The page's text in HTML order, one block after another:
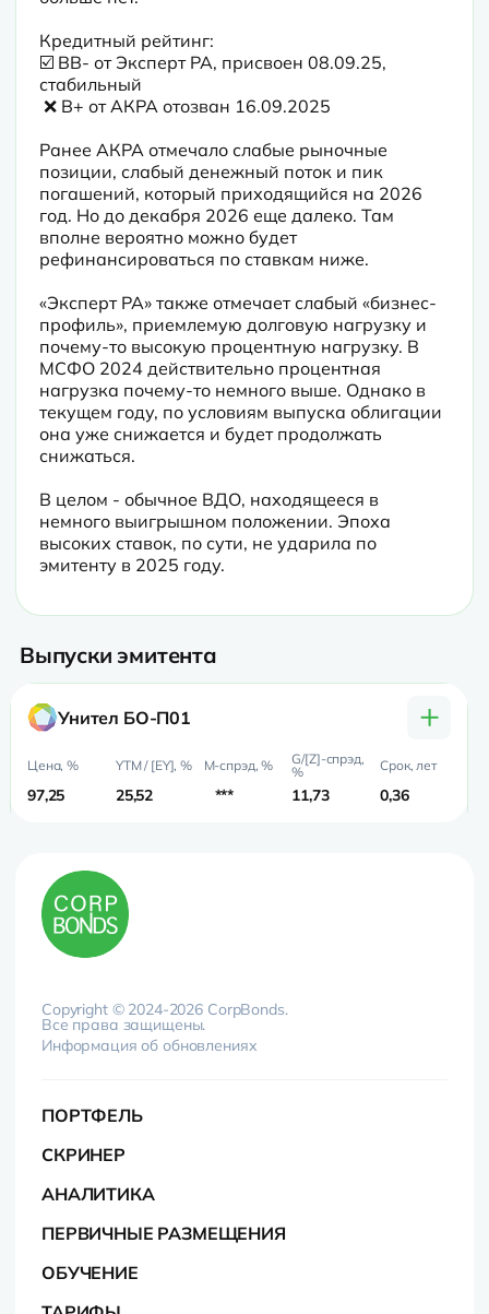
Кредитный рейтинг:
☑️ BB- от Эксперт РА, присвоен 08.09.25,
стабильный
❌ B+ от АКРА отозван 16.09.2025
Ранее АКРА отмечало слабые рыночные
позиции, слабый денежный поток и пик
погашений, который приходящийся на 2026
год. Но до декабря 2026 еще далеко. Там
вполне вероятно можно будет
рефинансироваться по ставкам ниже.
«Эксперт РА» также отмечает слабый «бизнес-
профиль», приемлемую долговую нагрузку и
почему-то высокую процентную нагрузку. В
МСФО 2024 действительно процентная
нагрузка почему-то немного выше. Однако в
текущем году, по условиям выпуска облигации
она уже снижается и будет продолжать
снижаться.
В целом - обычное ВДО, находящееся в
немного выигрышном положении. Эпоха
высоких ставок, по сути, не ударила по
эмитенту в 2025 году.
Выпуски эмитента
Унител БО-П01 +
97,25 25,52 *** 11,73 0,36
Copyright © 2024-2026 CorpBonds.
Все права защищены.
Информация об обновлениях
ПОРТФЕЛЬ
СКРИНЕР
АНАЛИТИКА
ПЕРВИЧНЫЕ РАЗМЕЩЕНИЯ
ОБУЧЕНИЕ